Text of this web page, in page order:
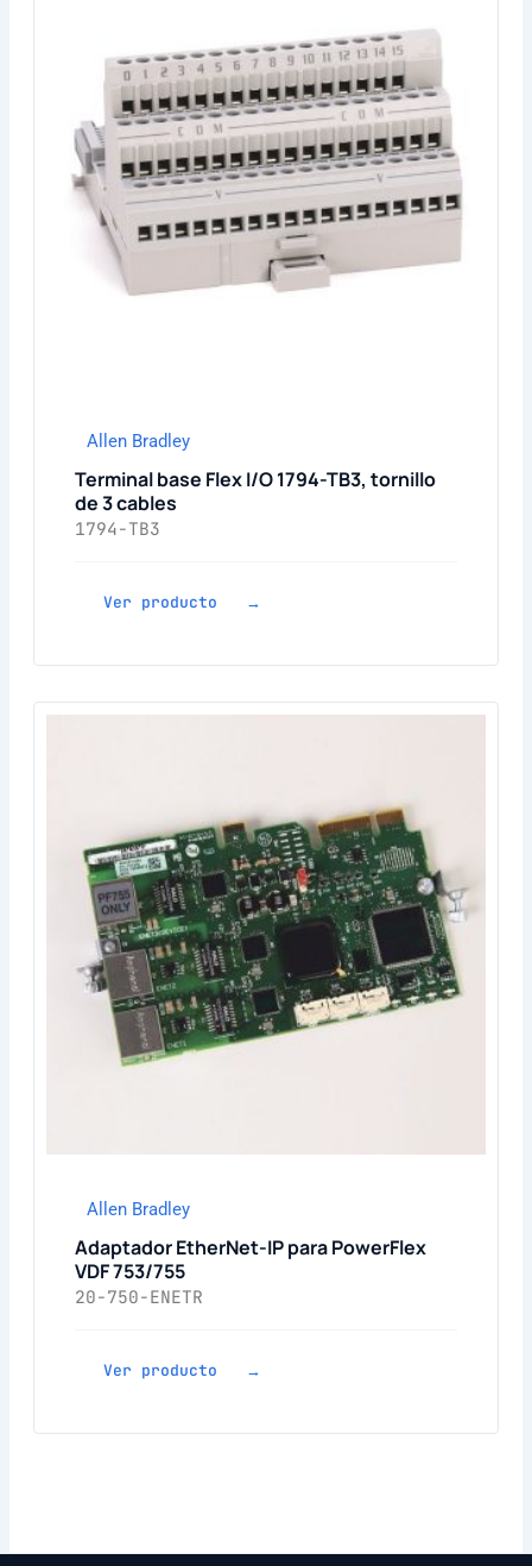
Allen Bradley
Terminal base Flex I/O 1794-TB3, tornillo
de 3 cables
1794-TB3
Ver producto →
Allen Bradley
Adaptador EtherNet-IP para PowerFlex
VDF 753/755
20-750-ENETR
Ver producto →